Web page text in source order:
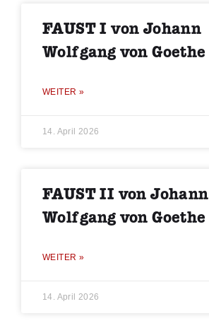
FAUST I von Johann
Wolfgang von Goethe
WEITER »
14. April 2026
FAUST II von Johann
Wolfgang von Goethe
WEITER »
14. April 2026